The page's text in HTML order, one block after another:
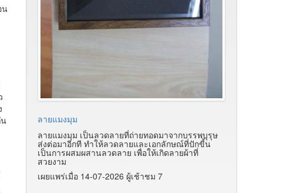
น
ลายแมงมุม
ลายแมงมุม เป็นลวดลายที่ถ่ายทอดมาจากบรรพบุรุษ
ส่งต่อมาอีกที ทำให้ลวดลายและเอกลักษณ์ที่ปักขี้น
เป็นการผสมผสานลวดลาย เพื่อให้เกิดลายผ้าที่
สวยงาม
เผยแพร่เมื่อ 14-07-2026 ผู้เช้าชม 7